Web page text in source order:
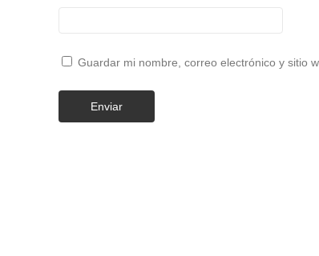
Guardar mi nombre, correo electrónico y sitio